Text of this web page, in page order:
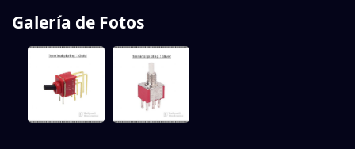
Galería de Fotos